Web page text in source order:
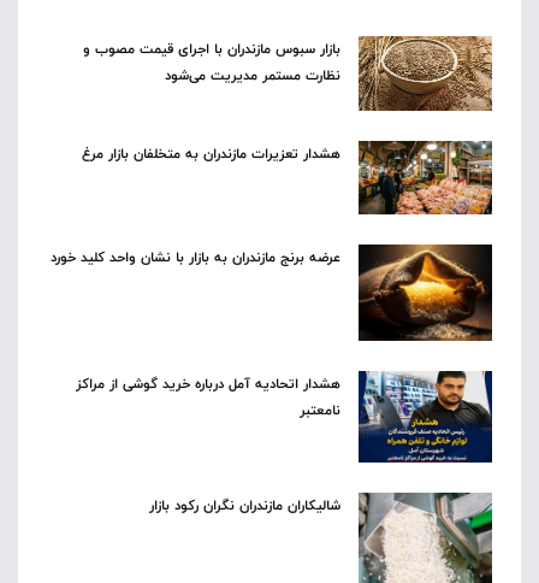
بازار سبوس مازندران با اجرای قیمت مصوب و
نظارت مستمر مدیریت می‌شود
هشدار تعزیرات مازندران به متخلفان بازار مرغ
عرضه برنج مازندران به بازار با نشان واحد کلید خورد
هشدار اتحادیه آمل درباره خرید گوشی از مراکز
نامعتبر
شالیکاران مازندران نگران رکود بازار